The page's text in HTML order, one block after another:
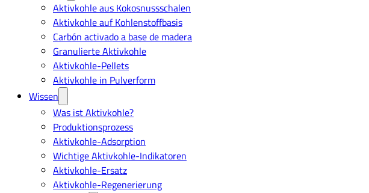
Aktivkohle aus Kokosnussschalen
Aktivkohle auf Kohlenstoffbasis
Carbón activado a base de madera
Granulierte Aktivkohle
Aktivkohle-Pellets
Aktivkohle in Pulverform
Wissen
Was ist Aktivkohle?
Produktionsprozess
Aktivkohle-Adsorption
Wichtige Aktivkohle-Indikatoren
Aktivkohle-Ersatz
Aktivkohle-Regenerierung